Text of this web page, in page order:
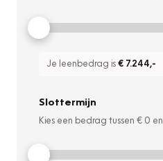
Je leenbedrag is€ 7.244,-
Slottermijn
Kies een bedrag tussen € 0 en